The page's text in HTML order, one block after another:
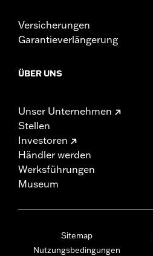
Versicherungen
Garantieverlängerung
ÜBER UNS
Unser Unternehmen
Stellen
Investoren
Händler werden
Werksführungen
Museum
Sitemap
Nutzungsbedingungen